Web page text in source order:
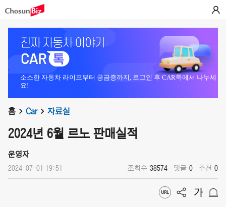
소소한 자동차 라이프부터 궁금증까지, 로그인 후 CAR톡에서 나누세
요!
홈 Car 자료실
2024년 6월 르노 판매실적
운영자
2024-07-01 19:51 조회수 38574 댓글 0 추천 0